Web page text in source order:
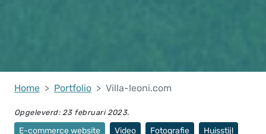
Home Portfolio Villa-leoni.com
Opgeleverd: 23 februari 2023.
E-commerce website Video Fotografie Huisstijl